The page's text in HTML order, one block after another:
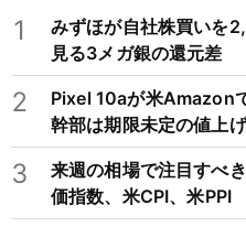
1
みずほが自社株買い
見る3メガ銀の還元差
2
Pixel 10aが米Amazon
幹部は期限未定の値上
3
来週の相場で注目すべ
価指数、米CPI、米PPI